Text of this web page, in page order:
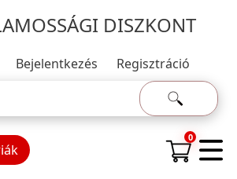
DISZKONT
Bejelentkezés Regisztráció
0